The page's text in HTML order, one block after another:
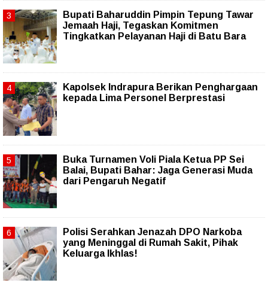
Bupati Baharuddin Pimpin Tepung Tawar
Jemaah Haji, Tegaskan Komitmen
Tingkatkan Pelayanan Haji di Batu Bara
Kapolsek Indrapura Berikan Penghargaan
kepada Lima Personel Berprestasi
Buka Turnamen Voli Piala Ketua PP Sei
Balai, Bupati Bahar: Jaga Generasi Muda
dari Pengaruh Negatif
Polisi Serahkan Jenazah DPO Narkoba
yang Meninggal di Rumah Sakit, Pihak
Keluarga Ikhlas!